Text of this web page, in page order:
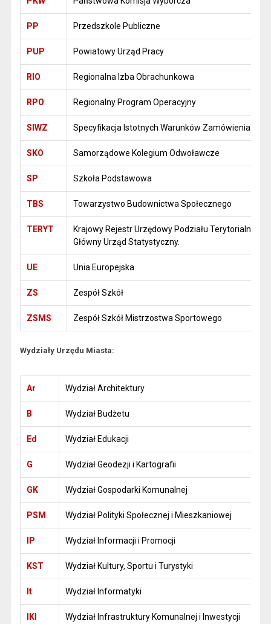
PP Przedszkole Publiczne
PUP Powiatowy Urząd Pracy
RIO Regionalna Izba Obrachunkowa
RPO Regionalny Program Operacyjny
SIWZ Specyfikacja Istotnych Warunków Zamówienia
SKO Samorządowe Kolegium Odwoławcze
SP Szkoła Podstawowa
TBS Towarzystwo Budownictwa Społecznego
TERYT
Krajowy Rejestr Urzędowy Podziału
Główny Urząd Statystyczny.
UE Unia Europejska
ZS Zespół Szkół
ZSMS Zespół Szkół Mistrzostwa Sportowego
Wydziały Urzędu Miasta:
Ar Wydział Architektury
B Wydział Budżetu
Ed Wydział Edukacji
G Wydział Geodezji i Kartografii
GK Wydział Gospodarki Komunalnej
PSM Wydział Polityki Społecznej i Mieszkaniowej
IP Wydział Informacji i Promocji
KST Wydział Kultury, Sportu i Turystyki
It Wydział Informatyki
IKI Wydział Infrastruktury Komunalnej i Inwestycji